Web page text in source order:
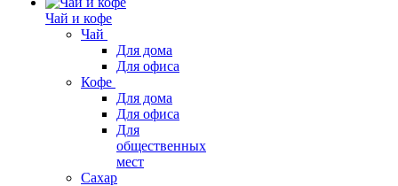
Чай и кофе
Чай
Для дома
Для офиса
Кофе
Для дома
Для офиса
Для
общественных
мест
Сахар